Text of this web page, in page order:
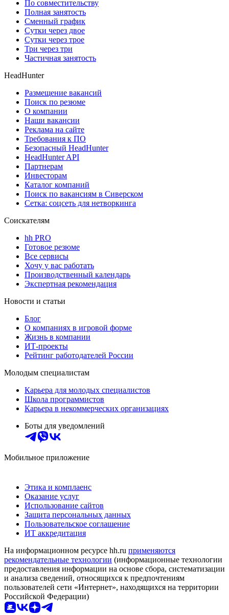
По совместительству
Полная занятость
Сменный график
Сутки через двое
Сутки через трое
Три через три
Частичная занятость
HeadHunter
Размещение вакансий
Поиск по резюме
О компании
Наши вакансии
Реклама на сайте
Требования к ПО
Безопасный HeadHunter
HeadHunter API
Партнерам
Инвесторам
Каталог компаний
Поиск по вакансиям в Сиверском
Сетка: соцсеть для нетворкинга
Соискателям
hh PRO
Готовое резюме
Все сервисы
Хочу у вас работать
Производственный календарь
Экспертная рекомендация
Новости и статьи
Блог
О компаниях в игровой форме
Жизнь в компании
ИТ-проекты
Рейтинг работодателей России
Молодым специалистам
Карьера для молодых специалистов
Школа программистов
Карьера в некоммерческих организациях
Боты для уведомлений
Мобильное приложение
Этика и комплаенс
Оказание услуг
Использование сайтов
Защита персональных данных
Пользовательское соглашение
ИТ аккредитация
На информационном ресурсе hh.ru применяются
рекомендательные технологии (информационные технологии
предоставления информации на основе сбора, систематизации
и анализа сведений, относящихся к предпочтениям
пользователей сети «Интернет», находящихся на территории
Российской Федерации)